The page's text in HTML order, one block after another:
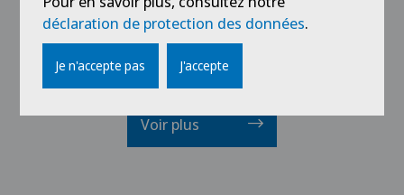
Nos services deradiologie, faisant partie du
groupe Swiss Medical Network, bénéficient
Voir plus
déclaration de protection des données.
Je n'accepte pas J'accepte